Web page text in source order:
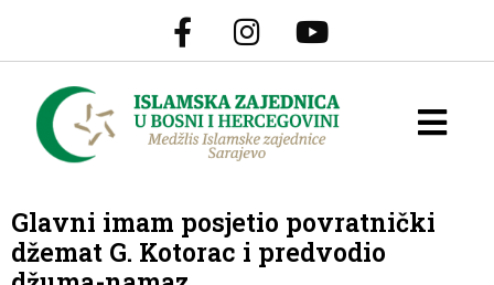
Glavni imam posjetio povratnički
džemat G. Kotorac i predvodio